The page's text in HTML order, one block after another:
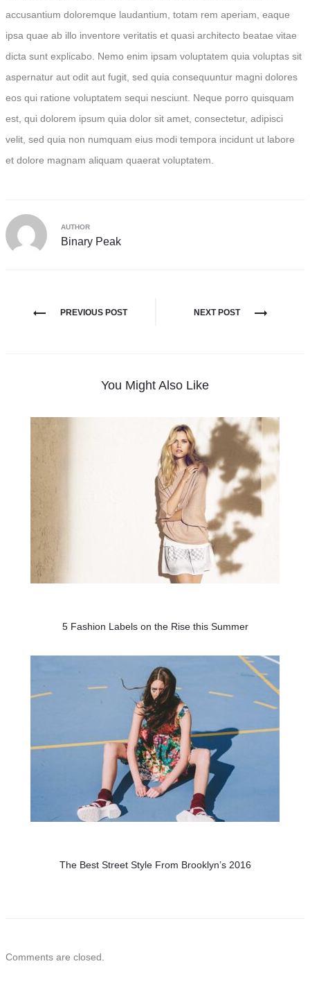
accusantium doloremque laudantium, totam rem aperiam, eaque
ipsa quae ab illo inventore veritatis et quasi architecto beatae vitae
dicta sunt explicabo. Nemo enim ipsam voluptatem quia voluptas sit
aspernatur aut odit aut fugit, sed quia consequuntur magni dolores
eos qui ratione voluptatem sequi nesciunt. Neque porro quisquam
est, qui dolorem ipsum quia dolor sit amet, consectetur, adipisci
velit, sed quia non numquam eius modi tempora incidunt ut labore
et dolore magnam aliquam quaerat voluptatem.
AUTHOR
Binary Peak
Post
PREVIOUS POST NEXT POST
You Might Also Like
5 Fashion Labels on the Rise this Summer
The Best Street Style From Brooklyn’s 2016
Comments are closed.